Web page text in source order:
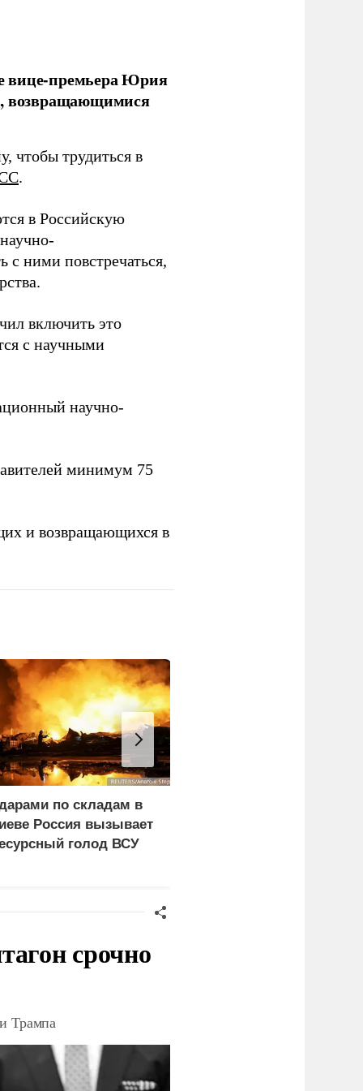
вице-премьера Юрия
возвращающимися
чтобы трудиться в
.
в Российскую
с ними повстречаться,
включить это
с научными
научно-
минимум 75
и возвращающихся в
по складам в
Россия вызывает
голод ВСУ
срочно
Трампа